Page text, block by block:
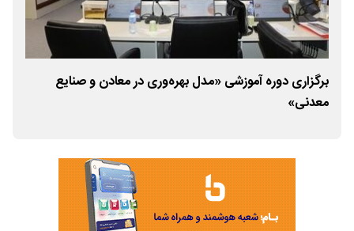
برگزاری دوره آموزشی «مدل بهره‌وری در معادن و صنایع
معدنی»